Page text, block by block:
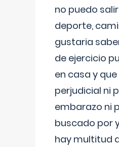
no puedo
deporte,
gustaria
de ejercicio
en casa y
perjudicial ni
embarazo ni
buscado por
hay multitud